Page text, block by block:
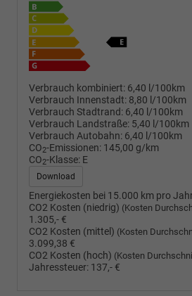
Verbrauch kombiniert: 6,40 l/100km
Verbrauch Innenstadt: 8,80 l/100km
Verbrauch Stadtrand: 6,40 l/100km
Verbrauch Landstraße: 5,40 l/100km
Verbrauch Autobahn: 6,40 l/100km
CO2-Emissionen: 145,00 g/km
CO2-Klasse: E
Download
Energiekosten bei 15.000 km pro
CO2 Kosten (niedrig) (Kosten
1.305,- €
CO2 Kosten (mittel) (Kosten
3.099,38 €
CO2 Kosten (hoch) (Kosten
Jahressteuer: 137,- €